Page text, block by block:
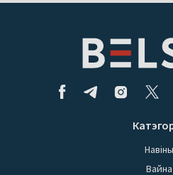
Навіны
Вайна